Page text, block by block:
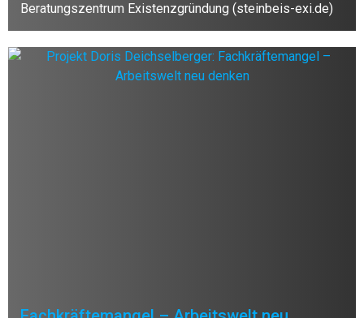
Beratungszentrum Existenzgründung (steinbeis-exi.de)